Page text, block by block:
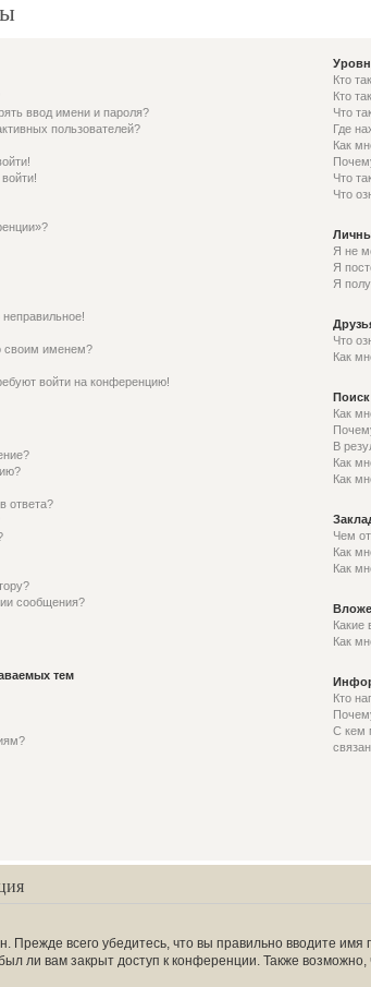
ввод имени и пароля?
пользователей?
своим именем?
войти на конференцию!
ответа?
сообщения?
тем
Кто
Кто
Что
Где
Как
Что
Что
Я не
Я
Я
Что
Как
Как
В
Как
Как
Чем
Как
Как
Какие
Как
Кто
С кем
Прежде всего убедитесь, что вы правильно вводите
ли вам закрыт доступ к конференции. Также